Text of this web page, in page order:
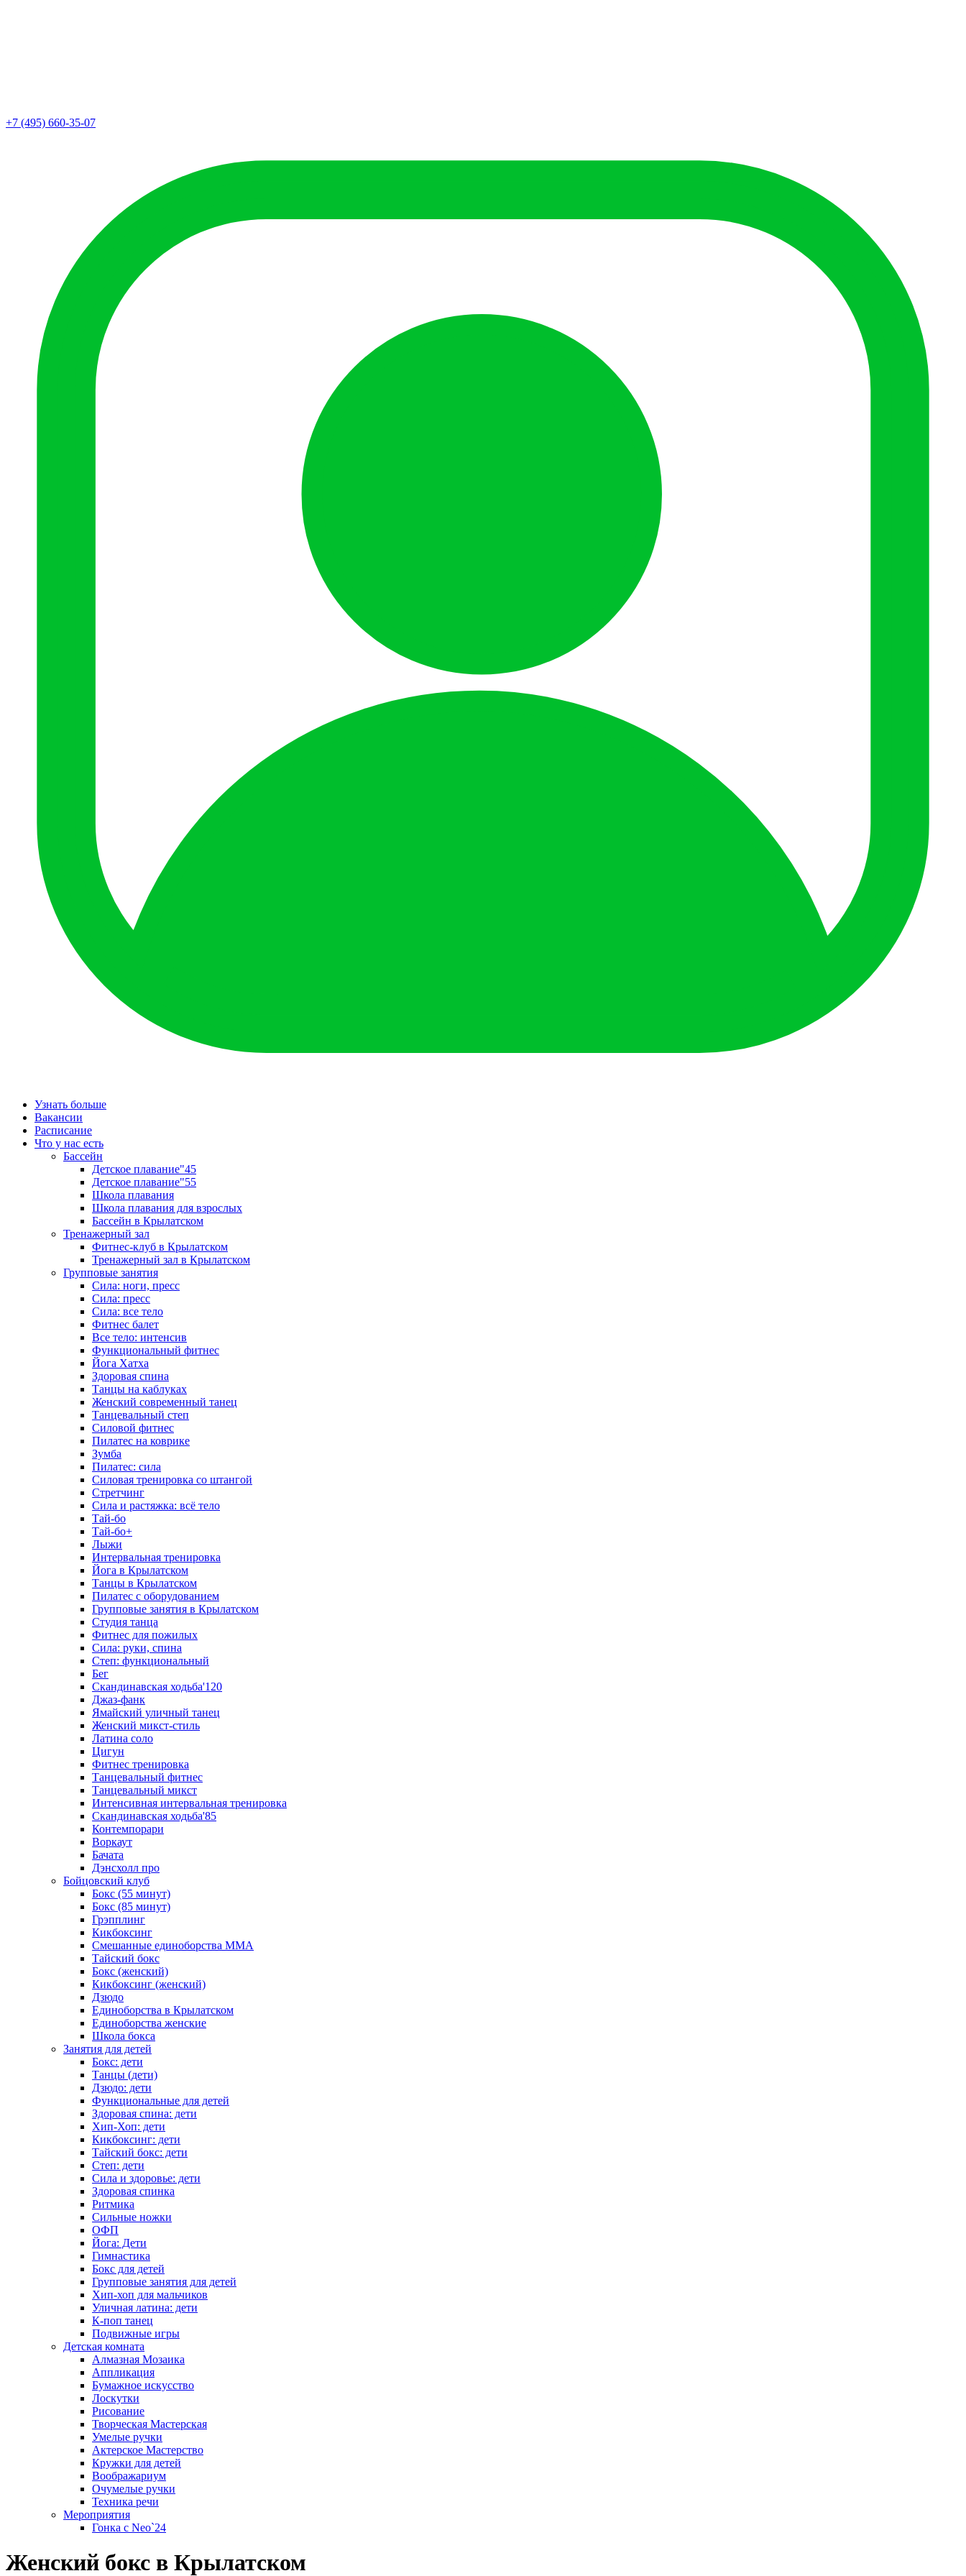
+7 (495) 660-35-07
Узнать больше
Вакансии
Расписание
Что у нас есть
Бассейн
Детское плавание"45
Детское плавание"55
Школа плавания
Школа плавания для взрослых
Бассейн в Крылатском
Тренажерный зал
Фитнес-клуб в Крылатском
Тренажерный зал в Крылатском
Групповые занятия
Сила: ноги, пресс
Сила: пресс
Сила: все тело
Фитнес балет
Все тело: интенсив
Функциональный фитнес
Йога Хатха
Здоровая спина
Танцы на каблуках
Женский современный танец
Танцевальный степ
Силовой фитнес
Пилатес на коврике
Зумба
Пилатес: сила
Силовая тренировка со штангой
Стретчинг
Сила и растяжка: всё тело
Тай-бо
Тай-бо+
Лыжи
Интервальная тренировка
Йога в Крылатском
Танцы в Крылатском
Пилатес с оборудованием
Групповые занятия в Крылатском
Студия танца
Фитнес для пожилых
Сила: руки, спина
Степ: функциональный
Бег
Скандинавская ходьба'120
Джаз-фанк
Ямайский уличный танец
Женский микст-стиль
Латина соло
Цигун
Фитнес тренировка
Танцевальный фитнес
Танцевальный микст
Интенсивная интервальная тренировка
Скандинавская ходьба'85
Контемпорари
Воркаут
Бачата
Дэнсхолл про
Бойцовский клуб
Бокс (55 минут)
Бокс (85 минут)
Грэпплинг
Кикбоксинг
Смешанные единоборства ММА
Тайский бокс
Бокс (женский)
Кикбоксинг (женский)
Дзюдо
Единоборства в Крылатском
Единоборства женские
Школа бокса
Занятия для детей
Бокс: дети
Танцы (дети)
Дзюдо: дети
Функциональные для детей
Здоровая спина: дети
Хип-Хоп: дети
Кикбоксинг: дети
Тайский бокс: дети
Степ: дети
Сила и здоровье: дети
Здоровая спинка
Ритмика
Сильные ножки
ОФП
Йога: Дети
Гимнастика
Бокс для детей
Групповые занятия для детей
Хип-хоп для мальчиков
Уличная латина: дети
К-поп танец
Подвижные игры
Детская комната
Алмазная Мозаика
Аппликация
Бумажное искусство
Лоскутки
Рисование
Творческая Мастерская
Умелые ручки
Актерское Мастерство
Кружки для детей
Воображариум
Очумелые ручки
Техника речи
Мероприятия
Гонка с Neo`24
Женский бокс в Крылатском